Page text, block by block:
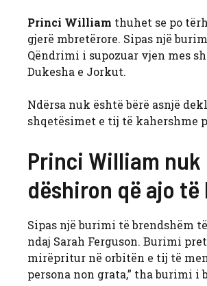
Princi William thuhet se po
gjerë mbretërore. Sipas një
Qëndrimi i supozuar vjen mes
Dukesha e Jorkut.
Ndërsa nuk është bërë asnjë
shqetësimet e tij të kahershme
Princi William nuk
dëshiron që ajo
Sipas një burimi të brendshëm
ndaj Sarah Ferguson. Burimi
mirëpritur në orbitën e tij të
persona non grata,” tha burimi i